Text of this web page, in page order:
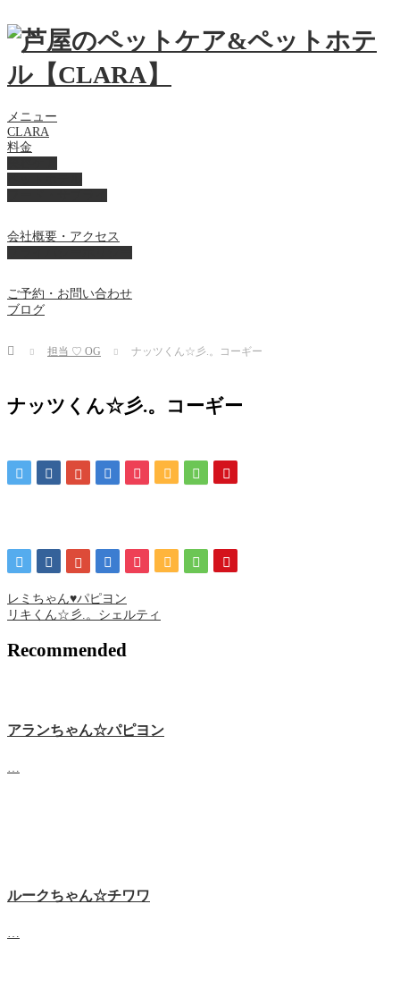
メニュー
CLARA
料金
会社概要・アクセス
ご予約・お問い合わせ
ブログ
Home 担当 ♡ OG ナッツくん☆彡.。コーギー
ナッツくん☆彡.。コーギー
レミちゃん♥パピヨン
リキくん☆彡.。シェルティ
Recommended
アランちゃん☆パピヨン
ルークちゃん☆チワワ